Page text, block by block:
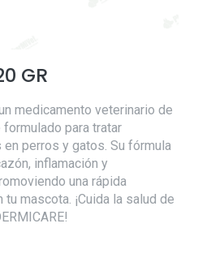
GR
medicamento veterinario de
para tratar
perros y gatos. Su fórmula
inflamación y
una rápida
mascota. ¡Cuida la salud de